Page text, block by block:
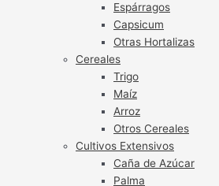
Espárragos
Capsicum
Otras Hortalizas
Cereales
Trigo
Maíz
Arroz
Otros Cereales
Cultivos Extensivos
Caña de Azúcar
Palma